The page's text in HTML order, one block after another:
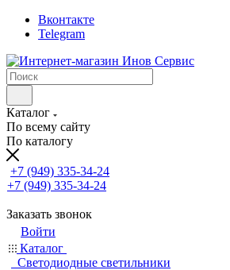
Вконтакте
Telegram
Каталог
По всему сайту
По каталогу
+7 (949) 335-34-24
+7 (949) 335-34-24
Заказать звонок
Войти
Каталог
Светодиодные светильники